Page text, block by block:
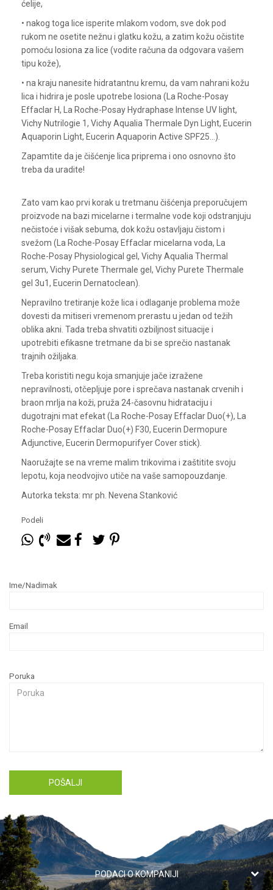
ćelije,
• nakog toga lice isperite mlakom vodom, sve dok pod
rukom ne osetite nežnu i glatku kožu, a zatim kožu očistite
pomoću losiona za lice (vodite računa da odgovara vašem
tipu kože),
• na kraju nanesite hidratantnu kremu, da vam nahrani kožu
lica i hidrira je posle upotrebe losiona (La Roche-Posay
Effaclar H, La Roche-Posay Hydraphase Intense UV light,
Vichy Nutrilogie 1, Vichy Aqualia Thermale Dyn Light, Eucerin
Aquaporin Light, Eucerin Aquaporin Active SPF25…).
Zapamtite da je čišćenje lica priprema i ono osnovno što
treba da uradite!
Zato vam kao prvi korak u tretmanu čišćenja preporučujem
proizvode na bazi micelarne i termalne vode koji odstranjuju
nečistoće i višak sebuma, dok kožu ostavljaju čistom i
svežom (La Roche-Posay Effaclar micelarna voda, La
Roche-Posay Physiological gel, Vichy Aqualia Thermal
serum, Vichy Purete Thermale gel, Vichy Purete Thermale
gel 3u1, Eucerin Dernatoclean).
Nepravilno tretiranje kože lica i odlaganje problema može
dovesti da mitiseri vremenom prerastu u jedan od težih
oblika akni. Tada treba shvatiti ozbiljnost situacije i
upotrebiti efikasne tretmane da bi se sprečio nastanak
trajnih ožiljaka.
Treba koristiti negu koja smanjuje jače izražene
nepravilnosti, otčepljuje pore i sprečava nastanak crvenih i
braon mrlja na koži, pruža 24-časovnu hidrataciju i
dugotrajni mat efekat (La Roche-Posay Effaclar Duo(+), La
Roche-Posay Effaclar Duo(+) F30, Eucerin Dermopure
Adjunctive, Eucerin Dermopurifyer Cover stick).
Naoružajte se na vreme malim trikovima i zaštitite svoju
lepotu, koja neodvojivo utiče na vaše samopouzdanje.
Autorka teksta: mr ph. Nevena Stanković
Podeli
Ime/Nadimak
Email
Poruka
POŠALJI
PODACI O KOMPANIJI